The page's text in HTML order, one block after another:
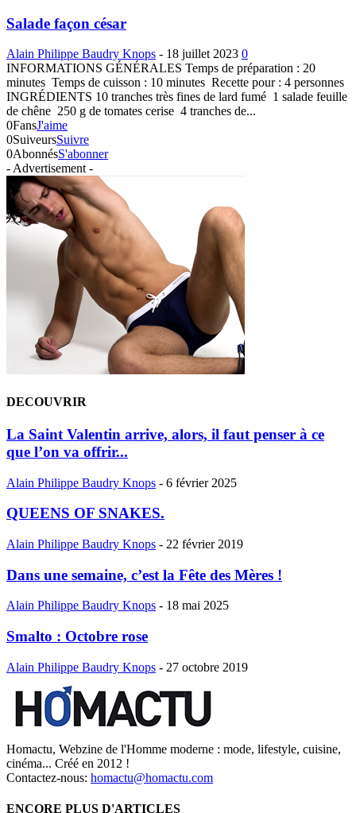
Salade façon césar
Alain Philippe Baudry Knops - 18 juillet 2023 0
INFORMATIONS GÉNÉRALES Temps de préparation : 20
minutes Temps de cuisson : 10 minutes Recette pour : 4 personnes
INGRÉDIENTS 10 tranches très fines de lard fumé 1 salade feuille
de chêne 250 g de tomates cerise 4 tranches de...
0FansJ'aime
0SuiveursSuivre
0AbonnésS'abonner
- Advertisement -
DECOUVRIR
La Saint Valentin arrive, alors, il faut penser à ce
que l’on va offrir...
Alain Philippe Baudry Knops - 6 février 2025
QUEENS OF SNAKES.
Alain Philippe Baudry Knops - 22 février 2019
Dans une semaine, c’est la Fête des Mères !
Alain Philippe Baudry Knops - 18 mai 2025
Smalto : Octobre rose
Alain Philippe Baudry Knops - 27 octobre 2019
Homactu, Webzine de l'Homme moderne : mode, lifestyle, cuisine,
cinéma... Créé en 2012 !
Contactez-nous: homactu@homactu.com
ENCORE PLUS D'ARTICLES